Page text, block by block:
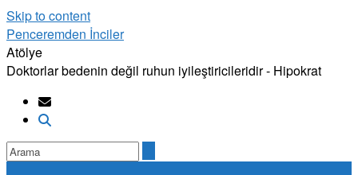
Skip to content
Penceremden İnciler
Atölye
Doktorlar bedenin değil ruhun iyileştiricileridir - Hipokrat